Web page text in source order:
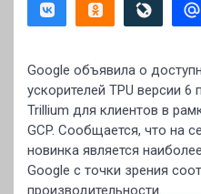
Google объявила о
ускорителей TPU версии
Trillium для клиентов в
GCP. Сообщается, что на
новинка является
Google с точки зрения
производительности.